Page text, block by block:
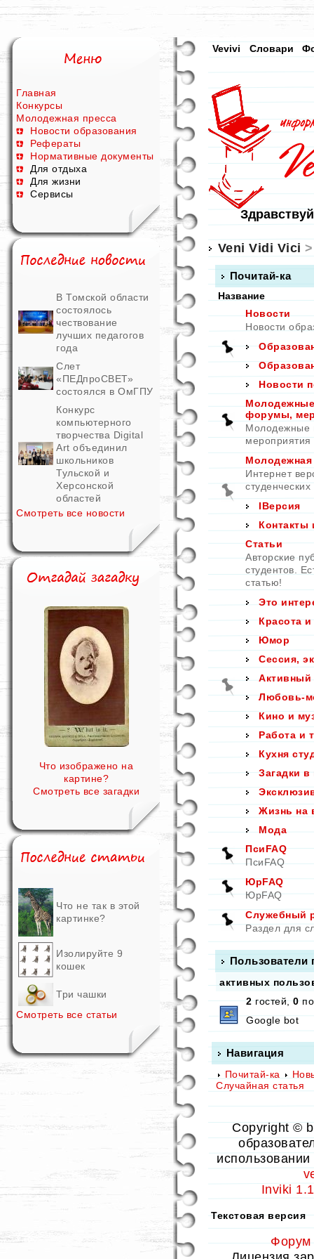
Главная
Конкурсы
Молодежная пресса
Новости образования
Рефераты
Нормативные документы
Для отдыха
Для жизни
Сервисы
В Томской области
состоялось
чествование
лучших педагогов
года
Слет
«ПЕДпроСВЕТ»
состоялся в ОмГПУ
Конкурс
компьютерного
творчества Digital
Art объединил
школьников
Тульской и
Херсонской
областей
Смотреть все новости
Что изображено на
картине?
Смотреть все загадки
Что не так в этой
картинке?
Изолируйте 9
кошек
Три чашки
Смотреть все статьи
Vevivi Словари
Veni Vidi Vici
Почитай-ка
Название
Новости
Новости
Новости
Молодежные
форумы,
Молодежные
мероприятия
Молодежная
Интернет
IВерсия
Контакты
Статьи
Авторские
студентов.
статью!
Это
Красота
Юмор
Сессия,
Активный
Любовь-
Кино и
Работа и
Кухня
Загадки в
Жизнь на
Мода
ПсиFAQ
ПсиFAQ
ЮрFAQ
ЮрFAQ
Служебный
Раздел для
Пользователи
активных
2гостей,0
Google bot
Навигация
Почитай-ка
Случайная статья
Copyright ©
Inviki
Текстовая версия
Форум